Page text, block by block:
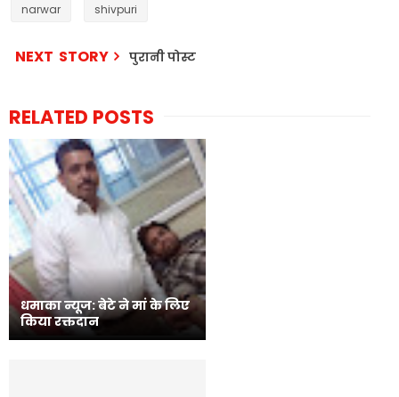
narwar shivpuri
NEXT STORY पुरानी पोस्ट
RELATED POSTS
धमाका न्यूज: बेटे ने मां के लिए
किया रक्तदान